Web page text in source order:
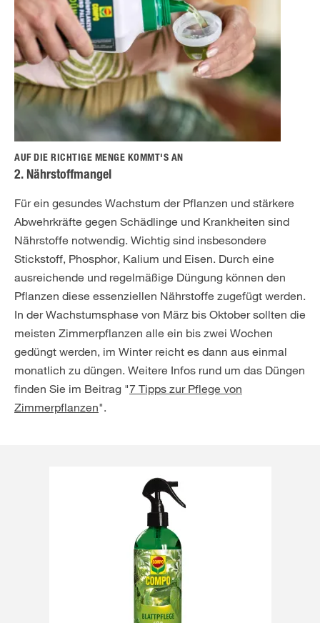
AUF DIE RICHTIGE MENGE KOMMT'S AN
2. Nährstoffmangel
Für ein gesundes Wachstum der Pflanzen und stärkere
Abwehrkräfte gegen Schädlinge und Krankheiten sind
Nährstoffe notwendig. Wichtig sind insbesondere
Stickstoff, Phosphor, Kalium und Eisen. Durch eine
ausreichende und regelmäßige Düngung können den
Pflanzen diese essenziellen Nährstoffe zugefügt werden.
In der Wachstumsphase von März bis Oktober sollten die
meisten Zimmerpflanzen alle ein bis zwei Wochen
gedüngt werden, im Winter reicht es dann aus einmal
monatlich zu düngen. Weitere Infos rund um das Düngen
finden Sie im Beitrag "7 Tipps zur Pflege von
Zimmerpflanzen".